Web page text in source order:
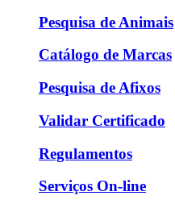
Pesquisa de Animais
Catálogo de Marcas
Pesquisa de Afixos
Validar Certificado
Regulamentos
Serviços On-line